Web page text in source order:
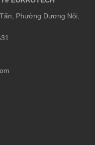
Phường Dương Nội,